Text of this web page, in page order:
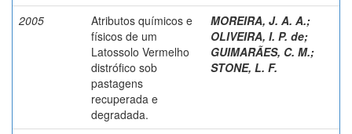
2005
Atributos químicos e
físicos de um
Latossolo Vermelho
distrófico sob
pastagens
recuperada e
degradada.
MOREIRA, J. A. A.;
OLIVEIRA, I. P. de;
GUIMARÃES, C. M.;
STONE, L. F.